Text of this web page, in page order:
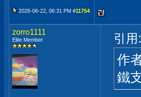
2026-06-22, 06:31 PM #11754
zorro1111
Elite Member 引用:
作
鐵